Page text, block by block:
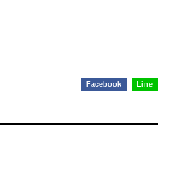
Line
Facebook